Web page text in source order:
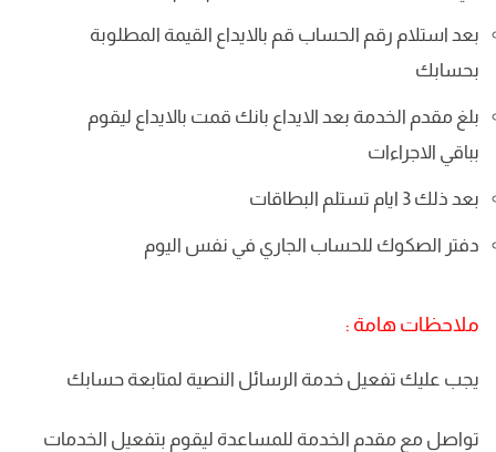
بعد استلام رقم الحساب قم بالايداع القيمة المطلوبة
بحسابك
بلغ مقدم الخدمة بعد الايداع بانك قمت بالايداع ليقوم
بباقي الاجراءات
بعد ذلك 3 ايام تستلم البطاقات
دفتر الصكوك للحساب الجاري في نفس اليوم
ملاحظات هامة :
يجب عليك تفعيل خدمة الرسائل النصية لمتابعة حسابك
تواصل مع مقدم الخدمة للمساعدة ليقوم بتفعيل الخدمات